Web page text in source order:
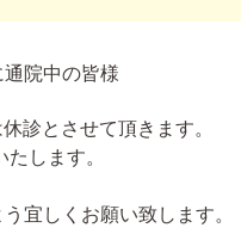
院中の皆様
休診とさせて頂きます。
します。
宜しくお願い致します。